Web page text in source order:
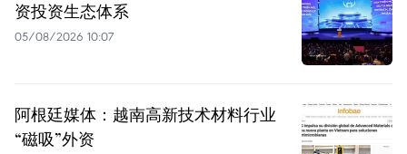
资投资生态体系
05/08/2026 10:07
阿根廷媒体：越南高新技术材料行业
“磁吸”外资